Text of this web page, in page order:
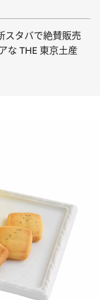
スタバで絶賛販売
な THE 東京土産